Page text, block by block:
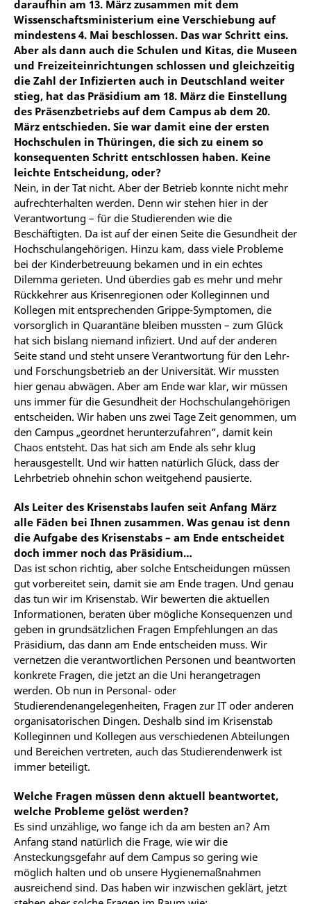
daraufhin am 13. März zusammen mit dem
Wissenschaftsministerium eine Verschiebung auf
mindestens 4. Mai beschlossen. Das war Schritt eins.
Aber als dann auch die Schulen und Kitas, die Museen
und Freizeiteinrichtungen schlossen und gleichzeitig
die Zahl der Infizierten auch in Deutschland weiter
stieg, hat das Präsidium am 18. März die Einstellung
des Präsenzbetriebs auf dem Campus ab dem 20.
März entschieden. Sie war damit eine der ersten
Hochschulen in Thüringen, die sich zu einem so
konsequenten Schritt entschlossen haben. Keine
leichte Entscheidung, oder?
Nein, in der Tat nicht. Aber der Betrieb konnte nicht mehr
aufrechterhalten werden. Denn wir stehen hier in der
Verantwortung – für die Studierenden wie die
Beschäftigten. Da ist auf der einen Seite die Gesundheit der
Hochschulangehörigen. Hinzu kam, dass viele Probleme
bei der Kinderbetreuung bekamen und in ein echtes
Dilemma gerieten. Und überdies gab es mehr und mehr
Rückkehrer aus Krisenregionen oder Kolleginnen und
Kollegen mit entsprechenden Grippe-Symptomen, die
vorsorglich in Quarantäne bleiben mussten – zum Glück
hat sich bislang niemand infiziert. Und auf der anderen
Seite stand und steht unsere Verantwortung für den Lehr-
und Forschungsbetrieb an der Universität. Wir mussten
hier genau abwägen. Aber am Ende war klar, wir müssen
uns immer für die Gesundheit der Hochschulangehörigen
entscheiden. Wir haben uns zwei Tage Zeit genommen, um
den Campus „geordnet herunterzufahren“, damit kein
Chaos entsteht. Das hat sich am Ende als sehr klug
herausgestellt. Und wir hatten natürlich Glück, dass der
Lehrbetrieb ohnehin schon weitgehend pausierte.
Als Leiter des Krisenstabs laufen seit Anfang März
alle Fäden bei Ihnen zusammen. Was genau ist denn
die Aufgabe des Krisenstabs – am Ende entscheidet
doch immer noch das Präsidium…
Das ist schon richtig, aber solche Entscheidungen müssen
gut vorbereitet sein, damit sie am Ende tragen. Und genau
das tun wir im Krisenstab. Wir bewerten die aktuellen
Informationen, beraten über mögliche Konsequenzen und
geben in grundsätzlichen Fragen Empfehlungen an das
Präsidium, das dann am Ende entscheiden muss. Wir
vernetzen die verantwortlichen Personen und beantworten
konkrete Fragen, die jetzt an die Uni herangetragen
werden. Ob nun in Personal- oder
Studierendenangelegenheiten, Fragen zur IT oder anderen
organisatorischen Dingen. Deshalb sind im Krisenstab
Kolleginnen und Kollegen aus verschiedenen Abteilungen
und Bereichen vertreten, auch das Studierendenwerk ist
immer beteiligt.
Welche Fragen müssen denn aktuell beantwortet,
welche Probleme gelöst werden?
Es sind unzählige, wo fange ich da am besten an? Am
Anfang stand natürlich die Frage, wie wir die
Ansteckungsgefahr auf dem Campus so gering wie
möglich halten und ob unsere Hygienemaßnahmen
ausreichend sind. Das haben wir inzwischen geklärt, jetzt